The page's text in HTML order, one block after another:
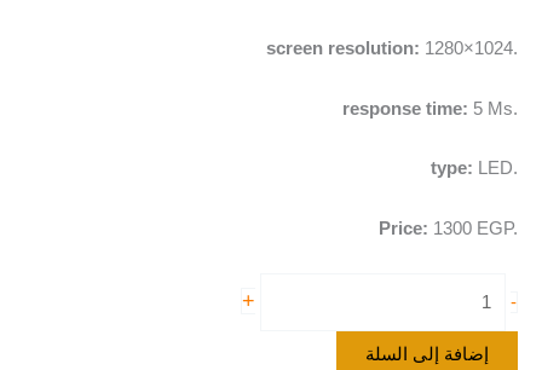
screen resolution: 1280×1024.
response time: 5 Ms.
type: LED.
Price: 1300 EGP.
-
+
إضافة إلى السلة